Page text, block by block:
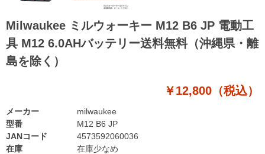
Milwaukee ミルウォーキー M12 B6 JP 電動工
具 M12 6.0AHバッテリー送料無料（沖縄県・離
島を除く）
￥12,800（税込）
型番
M12 B6 JP
JANコード
4573592060036
在庫
在庫少なめ
メーカー milwaukee